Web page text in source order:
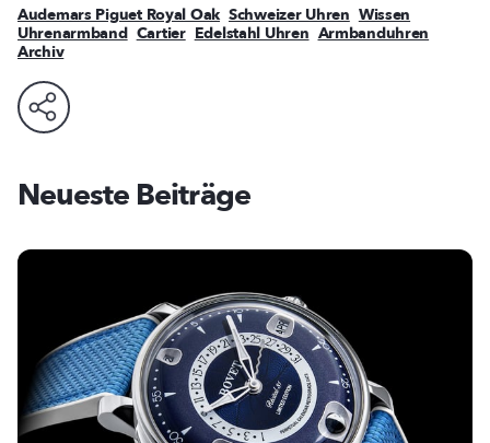
Audemars Piguet Royal Oak Schweizer Uhren Wissen
Uhrenarmband Cartier Edelstahl Uhren Armbanduhren
Archiv
Neueste Beiträge